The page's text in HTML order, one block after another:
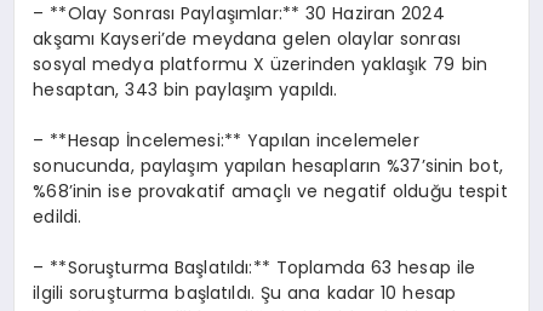
– **Olay Sonrası Paylaşımlar:** 30 Haziran 2024
akşamı Kayseri’de meydana gelen olaylar sonrası
sosyal medya platformu X üzerinden yaklaşık 79 bin
hesaptan, 343 bin paylaşım yapıldı.
– **Hesap İncelemesi:** Yapılan incelemeler
sonucunda, paylaşım yapılan hesapların %37’sinin bot,
%68’inin ise provakatif amaçlı ve negatif olduğu tespit
edildi.
– **Soruşturma Başlatıldı:** Toplamda 63 hesap ile
ilgili soruşturma başlatıldı. Şu ana kadar 10 hesap